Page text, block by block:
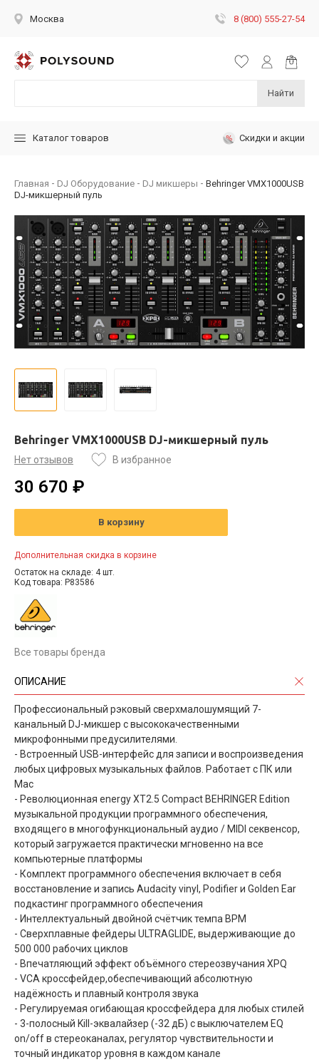
Москва 8 (800) 555-27-54
Найти
Каталог товаров Скидки и акции
Главная DJ Оборудование DJ микшеры
Behringer VMX1000USB
DJ-микшерный пуль
Behringer VMX1000USB DJ-микшерный пуль
Нет отзывов В избранное
30 670 ₽
В корзину
Дополнительная скидка в корзине
Остаток на складе: 4 шт.
Код товара: P83586
Все товары бренда
ОПИСАНИЕ
Профессиональный рэковый сверхмалошумящий 7-
канальный DJ-микшер с высококачественными
микрофонными предусилителями.
- Встроенный USB-интерфейс для записи и воспроизведения
любых цифровых музыкальных файлов. Работает с ПК или
Mac
- Революционная energy XT2.5 Compact BEHRINGER Edition
музыкальной продукции программного обеспечения,
входящего в многофункциональный аудио / MIDI секвенсор,
который загружается практически мгновенно на все
компьютерные платформы
- Комплект программного обеспечения включает в себя
восстановление и запись Audacity vinyl, Podifier и Golden Ear
подкастинг программного обеспечения
- Интеллектуальный двойной счётчик темпа BPM
- Сверхплавные фейдеры ULTRAGLIDE, выдерживающие до
500 000 рабочих циклов
- Впечатляющий эффект объёмного стереозвучания XPQ
- VCA кроссфейдер,обеспечивающий абсолютную
надёжность и плавный контроля звука
- Регулируемая огибающая кроссфейдера для любых стилей
- 3-полосный Kill-эквалайзер (-32 дБ) с выключателем EQ
on/off в стереоканалах, регулятор чувствительности и
точный индикатор уровня в каждом канале